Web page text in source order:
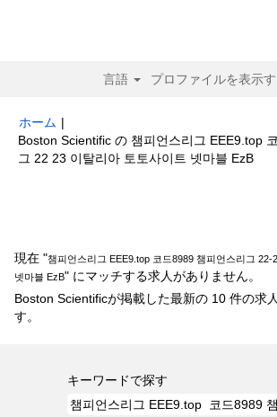
言語 プロファイルを表示す
ホーム |
Boston Scientific の 챔피언스리그 EEE9.top
그 22 23 이탈리아 토토사이트 넷마블 EzB(現
現在 "챔피언스리그 EEE9.top 코드8989 챔피언스리그 22-
넷마블 EzB" にマッチする求人がありません。
Boston Scientificが掲載した最新の 10 件の求
す。
キーワードで探す